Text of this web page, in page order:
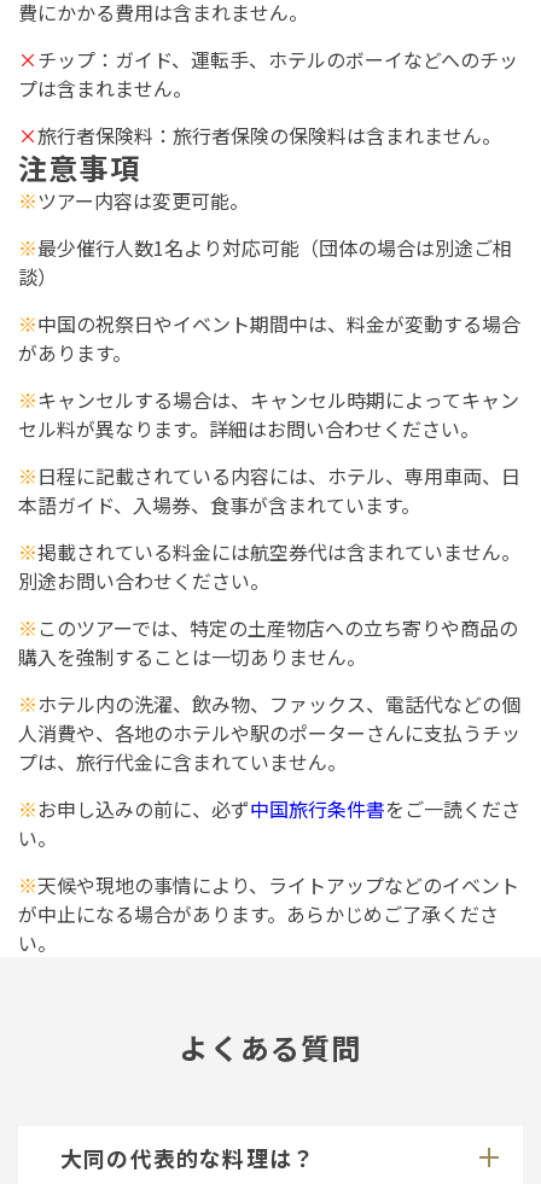
費にかかる費用は含まれません。
×チップ：ガイド、運転手、ホテルのボーイなどへのチッ
プは含まれません。
×旅行者保険料：旅行者保険の保険料は含まれません。
注意事項
※ツアー内容は変更可能。
※最少催行人数1名より対応可能（団体の場合は別途ご相
談）
※中国の祝祭日やイベント期間中は、料金が変動する場合
があります。
※キャンセルする場合は、キャンセル時期によってキャン
セル料が異なります。詳細はお問い合わせください。
※日程に記載されている内容には、ホテル、専用車両、日
本語ガイド、入場券、食事が含まれています。
※掲載されている料金には航空券代は含まれていません。
別途お問い合わせください。
※ このツアーでは、特定の土産物店への立ち寄りや商品の
購入を強制することは一切ありません。
※ホテル内の洗濯、飲み物、ファックス、電話代などの個
人消費や、各地のホテルや駅のポーターさんに支払うチッ
プは、旅行代金に含まれていません。
※お申し込みの前に、必ず中国旅行条件書をご一読くださ
い。
※天候や現地の事情により、ライトアップなどのイベント
が中止になる場合があります。あらかじめご了承くださ
い。
よくある質問
大同の代表的な料理は？